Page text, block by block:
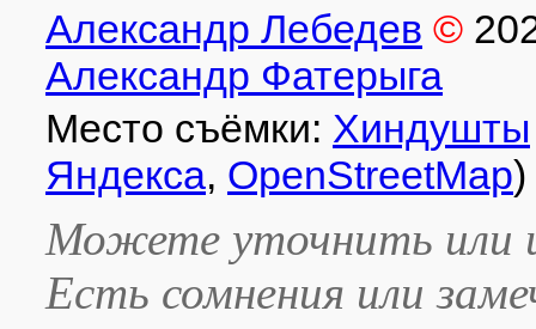
Александр Лебедев ©
Александр Фатерыга
Место съёмки: Хиндушты
Яндекса, OpenStreetMap)
Можете уточнить или
Есть сомнения или